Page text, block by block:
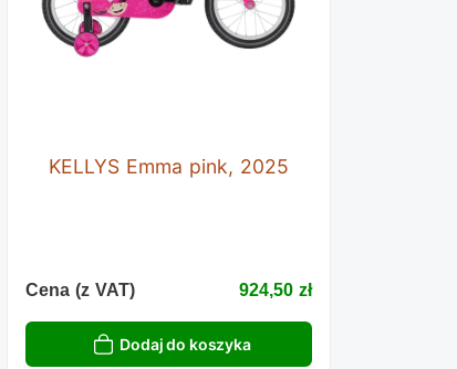
KELLYS Emma pink, 2025
Cena (z VAT) 924,50 zł
Dodaj do koszyka